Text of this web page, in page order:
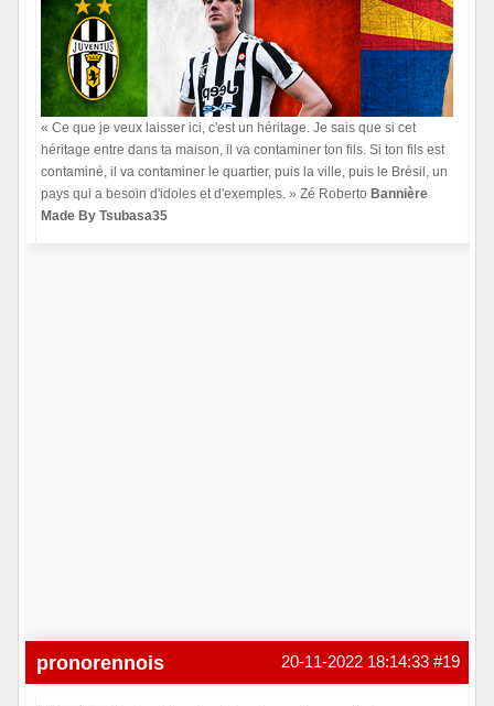
« Ce que je veux laisser ici, c'est un héritage. Je sais que si cet
héritage entre dans ta maison, il va contaminer ton fils. Si ton fils est
contaminé, il va contaminer le quartier, puis la ville, puis le Brésil, un
pays qui a besoin d'idoles et d'exemples. » Zé Roberto Bannière
Made By Tsubasa35
#19
20-11-2022 18:14:33
pronorennois